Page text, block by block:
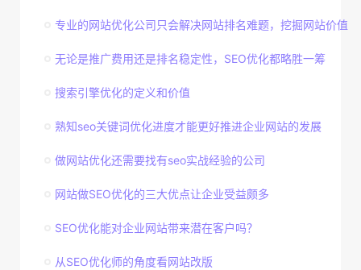
专业的网站优化公司只会解决网站排名难题，挖掘网站价值
无论是推广费用还是排名稳定性，SEO优化都略胜一筹
搜索引擎优化的定义和价值
熟知seo关键词优化进度才能更好推进企业网站的发展
做网站优化还需要找有seo实战经验的公司
网站做SEO优化的三大优点让企业受益颇多
SEO优化能对企业网站带来潜在客户吗？
从SEO优化师的角度看网站改版